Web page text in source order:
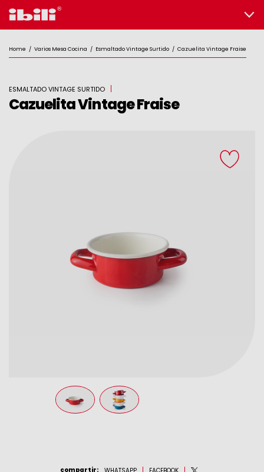
Home / Varios Mesa Cocina / Esmaltado Vintage Surtido / Cazuelita Vintage Fraise
ESMALTADO VINTAGE SURTIDO
Cazuelita Vintage Fraise
compartir: